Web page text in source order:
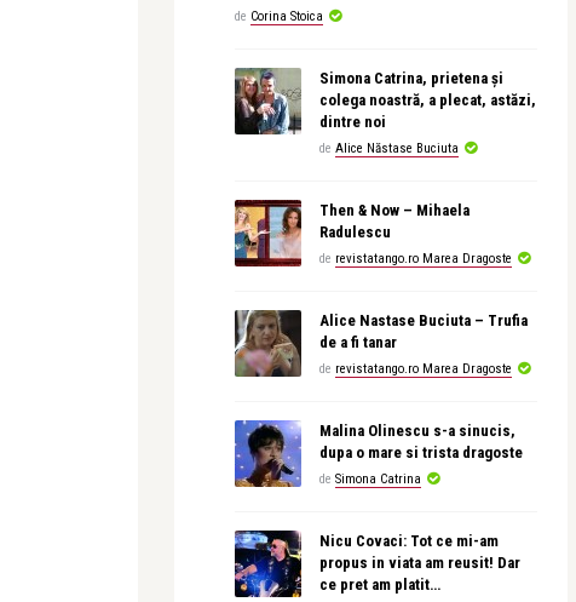
de Corina Stoica
Simona Catrina, prietena și
colega noastră, a plecat, astăzi,
dintre noi
de Alice Năstase Buciuta
Then & Now – Mihaela
Radulescu
de revistatango.ro Marea Dragoste
Alice Nastase Buciuta – Trufia
de a fi tanar
de revistatango.ro Marea Dragoste
Malina Olinescu s-a sinucis,
dupa o mare si trista dragoste
de Simona Catrina
Nicu Covaci: Tot ce mi-am
propus in viata am reusit! Dar
ce pret am platit…